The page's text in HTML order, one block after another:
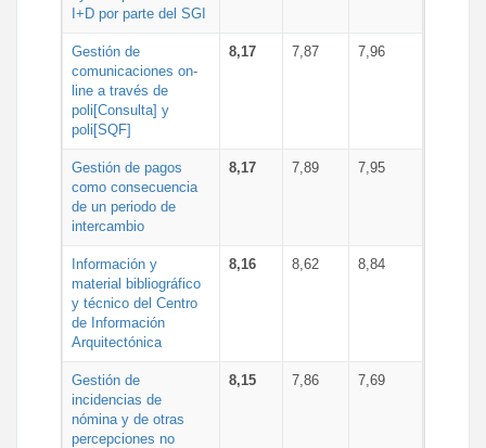
I+D por parte del SGI
Gestión de
comunicaciones on-
line a través de
poli[Consulta] y
poli[SQF]
8,17 7,87 7,96
Gestión de pagos
como consecuencia
de un periodo de
intercambio
8,17 7,89 7,95
Información y
material bibliográfico
y técnico del Centro
de Información
Arquitectónica
8,16 8,62 8,84
Gestión de
incidencias de
nómina y de otras
percepciones no
8,15 7,86 7,69